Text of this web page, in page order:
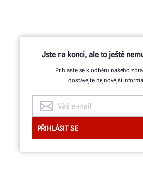
Jste na konci, ale to ještě
Přihlaste se k odběru našeho
dostávejte nejnovější